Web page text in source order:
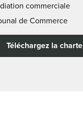
commerciale
de Commerce
Téléchargez la charte